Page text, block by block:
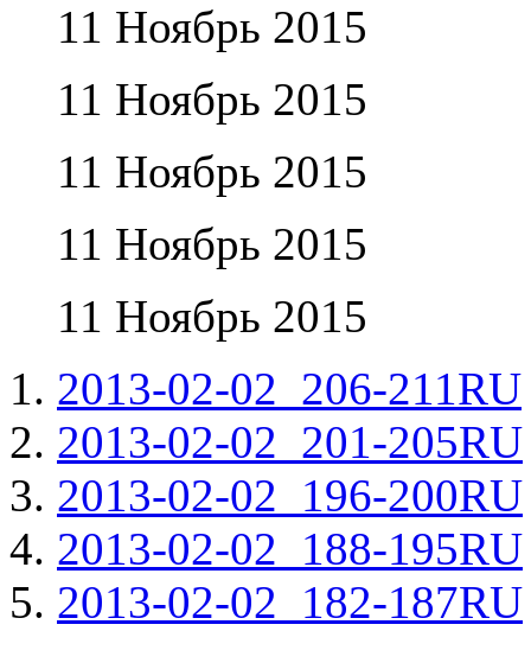
11 Ноябрь 2015
11 Ноябрь 2015
11 Ноябрь 2015
11 Ноябрь 2015
11 Ноябрь 2015
2013-02-02_206-211RU
2013-02-02_201-205RU
2013-02-02_196-200RU
2013-02-02_188-195RU
2013-02-02_182-187RU